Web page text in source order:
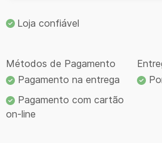
Loja confiável
Métodos de Pagamento
Pagamento na entrega
Pagamento com cartão
on-line